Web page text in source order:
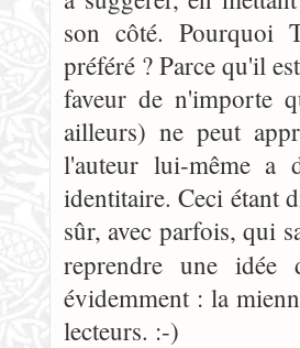
son côté. Pourquoi
préféré ? Parce qu'il
faveur de n'importe
ailleurs) ne peut
l'auteur lui-même a
identitaire. Ceci étant
sûr, avec parfois, qui
reprendre une
évidemment : la
lecteurs. :-)